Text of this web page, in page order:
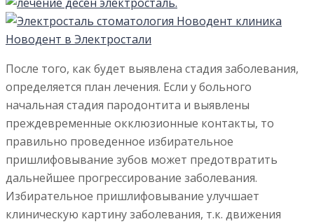
После того, как будет выявлена стадия заболевания,
определяется план лечения. Если у больного
начальная стадия пародонтита и выявлены
преждевременные окклюзионные контакты, то
правильно проведенное избирательное
пришлифовывание зубов может предотвратить
дальнейшее прогрессирование заболевания.
Избирательное пришлифовывание улучшает
клиническую картину заболевания, т.к. движения